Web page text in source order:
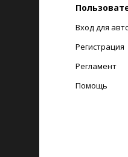
Вход для
Регистрация
Регламент
Помощь